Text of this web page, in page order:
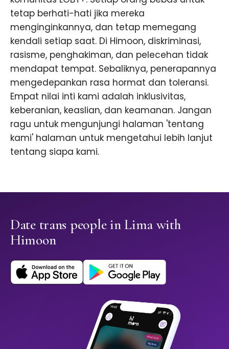
tetap berhati-hati jika mereka
menginginkannya, dan tetap memegang
kendali setiap saat. Di Himoon, diskriminasi,
rasisme, penghakiman, dan pelecehan tidak
mendapat tempat. Sebaliknya, penerapannya
mengedepankan rasa hormat dan toleransi.
Empat nilai inti kami adalah inklusivitas,
keberanian, keaslian, dan keamanan. Jangan
ragu untuk mengunjungi halaman 'tentang
kami' halaman untuk mengetahui lebih lanjut
tentang siapa kami.
Date trans people in Lima with
Himoon